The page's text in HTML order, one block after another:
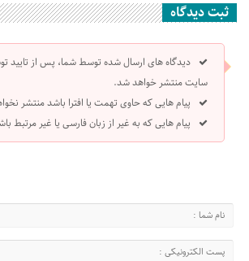
ثبت دیدگاه
دیدگاه های ارسال شده توسط شما، پس از تایید
سایت منتشر خواهد شد.
پیام هایی که حاوی تهمت یا افترا باشد منتشر
پیام هایی که به غیر از زبان فارسی یا غیر مرتبط